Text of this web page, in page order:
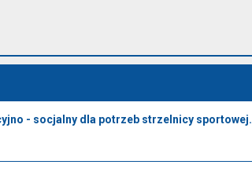
- socjalny dla potrzeb strzelnicy sportowej.